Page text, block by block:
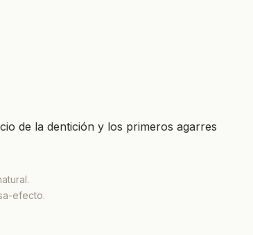
de la dentición y los primeros agarres
efecto.